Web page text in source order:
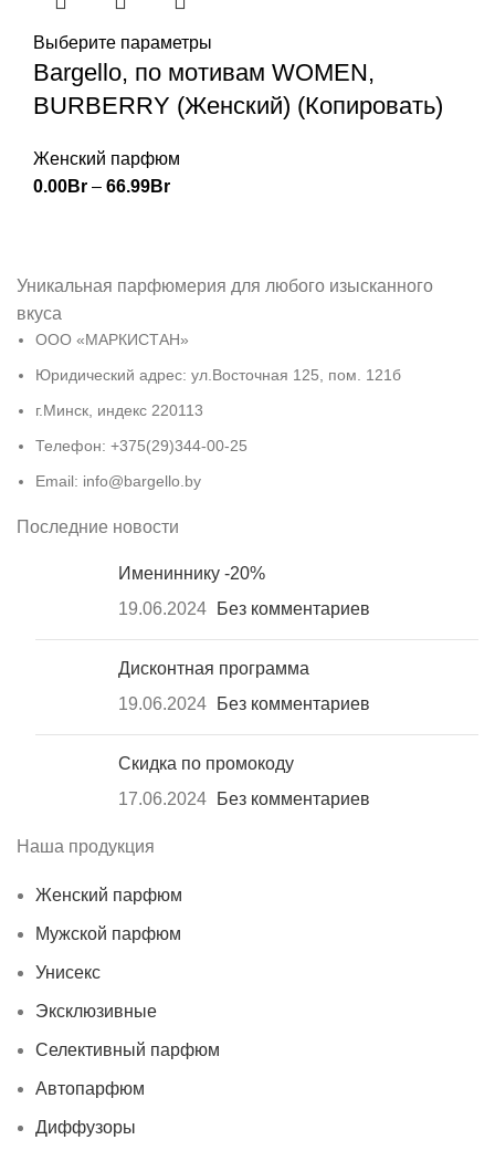
Выберите параметры
Bargello, по мотивам WOMEN,
BURBERRY (Женский) (Копировать)
Женский парфюм
0.00Br – 66.99Br
Уникальная парфюмерия для любого изысканного
вкуса
ООО «МАРКИСТАН»
Юридический адрес: ул.Восточная 125, пом. 121б
г.Минск, индекс 220113
Телефон: +375(29)344-00-25
Email: info@bargello.by
Последние новости
Имениннику -20%
19.06.2024
Без комментариев
Дисконтная программа
19.06.2024
Без комментариев
Скидка по промокоду
17.06.2024
Без комментариев
Наша продукция
Женский парфюм
Мужской парфюм
Унисекс
Эксклюзивные
Селективный парфюм
Автопарфюм
Диффузоры